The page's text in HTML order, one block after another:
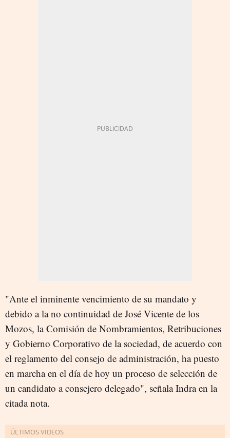
"Ante el inminente vencimiento de su mandato y
debido a la no continuidad de José Vicente de los
Mozos, la Comisión de Nombramientos, Retribuciones
y Gobierno Corporativo de la sociedad, de acuerdo con
el reglamento del consejo de administración, ha puesto
en marcha en el día de hoy un proceso de selección de
un candidato a consejero delegado", señala Indra en la
citada nota.